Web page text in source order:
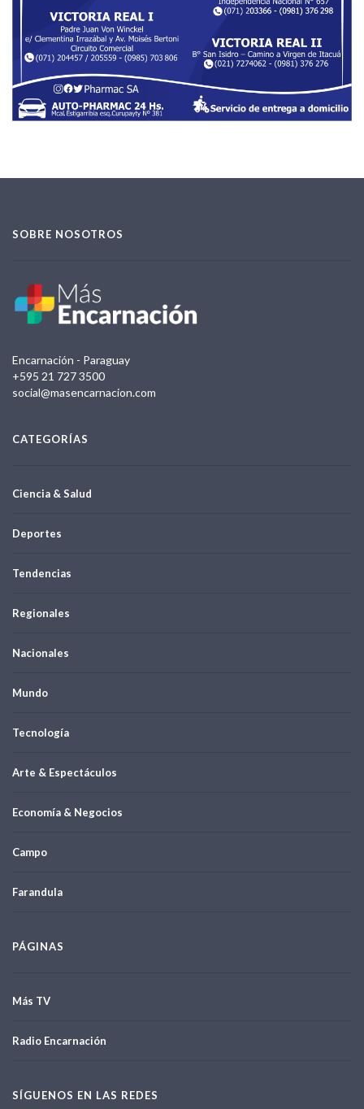
SOBRE NOSOTROS
Encarnación - Paraguay
+595 21 727 3500
social@masencarnacion.com
CATEGORÍAS
Ciencia & Salud
Deportes
Tendencias
Regionales
Nacionales
Mundo
Tecnología
Arte & Espectáculos
Economía & Negocios
Campo
Farandula
PÁGINAS
Más TV
Radio Encarnación
SÍGUENOS EN LAS REDES